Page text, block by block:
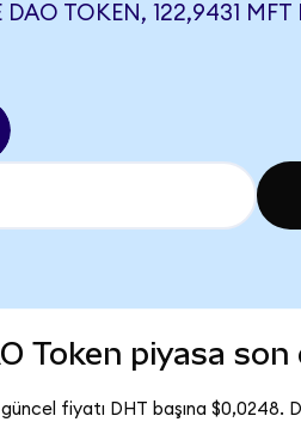
DAO TOKEN, 122,9431 MFT
Token piyasa
fiyatı DHT başına $0,0248.